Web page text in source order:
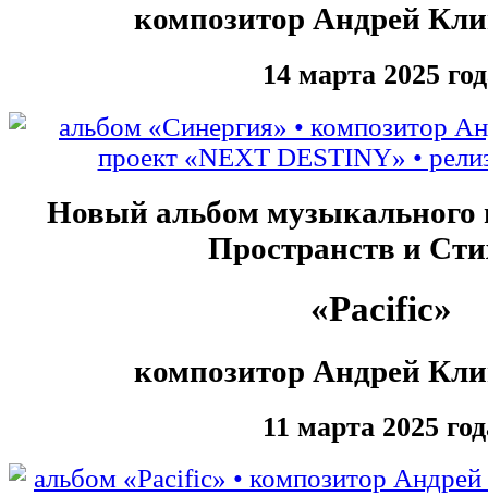
композитор Андрей
14 марта 2025
Новый альбом
Пространств и
«Pacific»
композитор Андрей
11 марта 2025